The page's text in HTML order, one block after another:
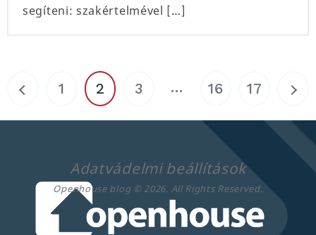
segíteni: szakértelmével […]
1 2 3 … 16 17
Adatvádelmi beállítások
Openhouse blog © 2026. All Rights Reserved.